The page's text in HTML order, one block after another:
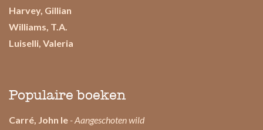
Harvey, Gillian
Williams, T.A.
Luiselli, Valeria
Populaire boeken
Carré, John le - Aangeschoten wild